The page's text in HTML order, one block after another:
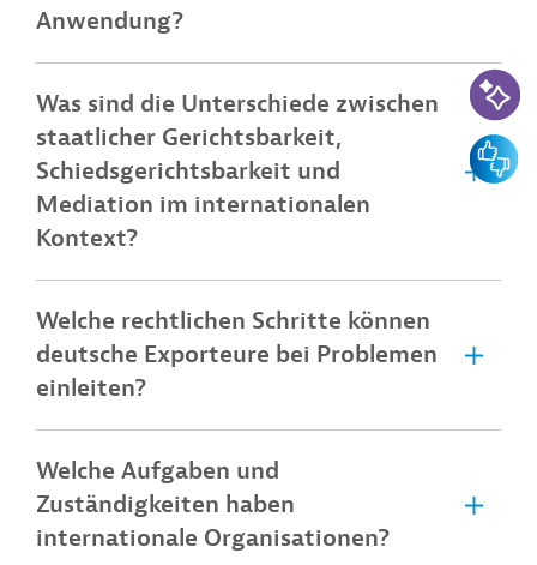
Anwendung?
Was sind die Unterschiede zwischen
staatlicher Gerichtsbarkeit,
Schiedsgerichtsbarkeit und
Mediation im internationalen
Kontext?
Welche rechtlichen Schritte können
deutsche Exporteure bei Problemen
einleiten?
Welche Aufgaben und
Zuständigkeiten haben
internationale Organisationen?
KI-